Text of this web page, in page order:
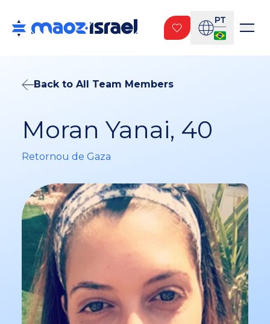
PT
Back to All Team Members
Moran Yanai, 40
Retornou de Gaza